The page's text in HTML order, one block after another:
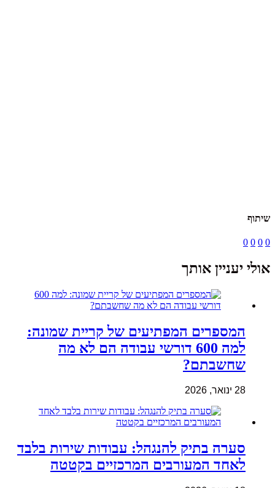
שיתוף
0
0
0
0
אולי יעניין אותך
המספרים המפתיעים של קריית שמונה:
למה 600 דורשי עבודה הם לא מה
שחשבתם?
28 ינואר, 2026
סערה בתיק להנגהל: עבודות שירות בלבד
לאחד המעורבים המרכזיים בקטטה